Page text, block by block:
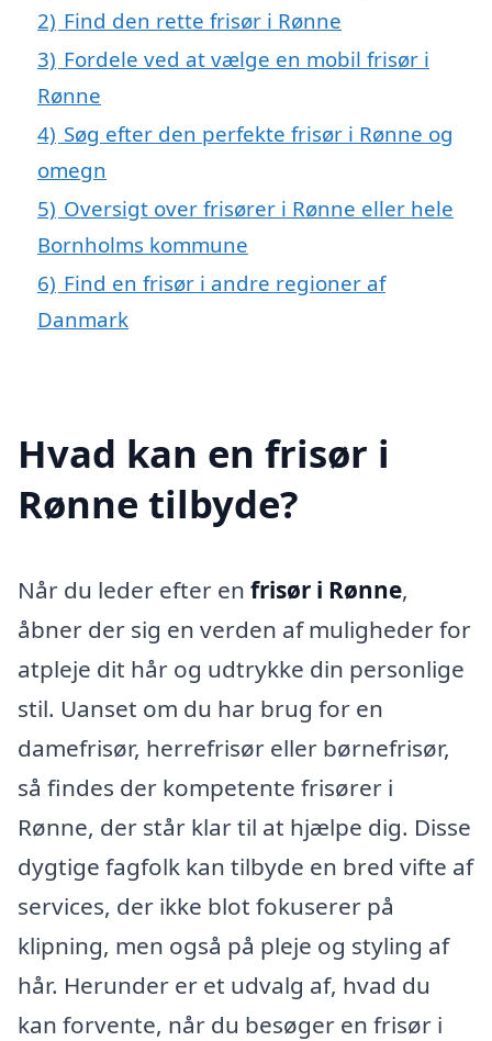
2) Find den rette frisør i Rønne
3) Fordele ved at vælge en mobil frisør i
Rønne
4) Søg efter den perfekte frisør i Rønne og
omegn
5) Oversigt over frisører i Rønne eller hele
Bornholms kommune
6) Find en frisør i andre regioner af
Danmark
Hvad kan en frisør i
Rønne tilbyde?
Når du leder efter en frisør i Rønne,
åbner der sig en verden af muligheder for
atpleje dit hår og udtrykke din personlige
stil. Uanset om du har brug for en
damefrisør, herrefrisør eller børnefrisør,
så findes der kompetente frisører i
Rønne, der står klar til at hjælpe dig. Disse
dygtige fagfolk kan tilbyde en bred vifte af
services, der ikke blot fokuserer på
klipning, men også på pleje og styling af
hår. Herunder er et udvalg af, hvad du
kan forvente, når du besøger en frisør i